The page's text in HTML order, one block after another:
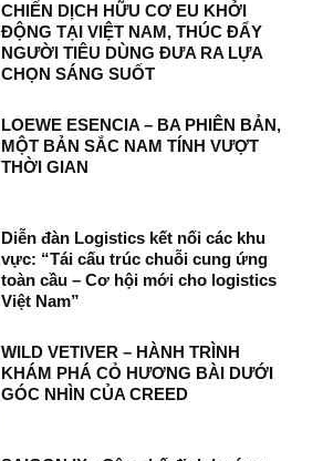
CHIẾN DỊCH HỮU CƠ EU KHỞI
ĐỘNG TẠI VIỆT NAM, THÚC ĐẨY
NGƯỜI TIÊU DÙNG ĐƯA RA LỰA
CHỌN SÁNG SUỐT
LOEWE ESENCIA – BA PHIÊN BẢN,
MỘT BẢN SẮC NAM TÍNH VƯỢT
THỜI GIAN
Diễn đàn Logistics kết nối các khu
vực: “Tái cấu trúc chuỗi cung ứng
toàn cầu – Cơ hội mới cho logistics
Việt Nam”
WILD VETIVER – HÀNH TRÌNH
KHÁM PHÁ CỎ HƯƠNG BÀI DƯỚI
GÓC NHÌN CỦA CREED